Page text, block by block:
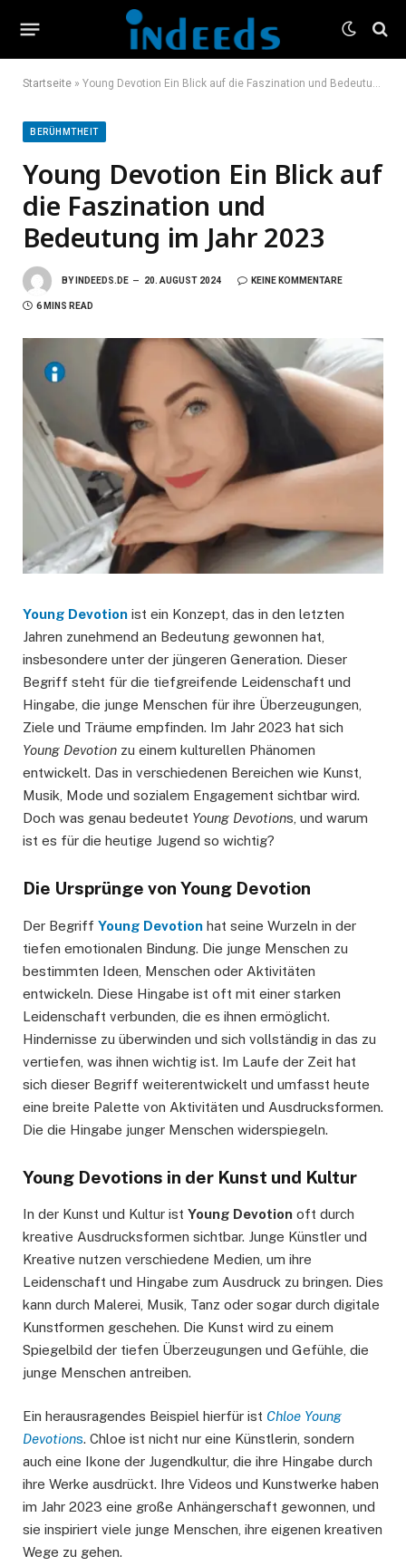
Startseite » Young Devotion Ein Blick auf die Faszination und Bedeutung im Jahr 2023
BERÜHMTHEIT
Young Devotion Ein Blick auf
die Faszination und
Bedeutung im Jahr 2023
BY INDEEDS.DE 20. AUGUST 2024 KEINE KOMMENTARE
6 MINS READ
Young Devotion ist ein Konzept, das in den letzten
Jahren zunehmend an Bedeutung gewonnen hat,
insbesondere unter der jüngeren Generation. Dieser
Begriff steht für die tiefgreifende Leidenschaft und
Hingabe, die junge Menschen für ihre Überzeugungen,
Ziele und Träume empfinden. Im Jahr 2023 hat sich
Young Devotion zu einem kulturellen Phänomen
entwickelt. Das in verschiedenen Bereichen wie Kunst,
Musik, Mode und sozialem Engagement sichtbar wird.
Doch was genau bedeutet Young Devotions, und warum
ist es für die heutige Jugend so wichtig?
Die Ursprünge von Young Devotion
Der Begriff Young Devotion hat seine Wurzeln in der
tiefen emotionalen Bindung. Die junge Menschen zu
bestimmten Ideen, Menschen oder Aktivitäten
entwickeln. Diese Hingabe ist oft mit einer starken
Leidenschaft verbunden, die es ihnen ermöglicht.
Hindernisse zu überwinden und sich vollständig in das zu
vertiefen, was ihnen wichtig ist. Im Laufe der Zeit hat
sich dieser Begriff weiterentwickelt und umfasst heute
eine breite Palette von Aktivitäten und Ausdrucksformen.
Die die Hingabe junger Menschen widerspiegeln.
Young Devotions in der Kunst und Kultur
In der Kunst und Kultur ist Young Devotion oft durch
kreative Ausdrucksformen sichtbar. Junge Künstler und
Kreative nutzen verschiedene Medien, um ihre
Leidenschaft und Hingabe zum Ausdruck zu bringen. Dies
kann durch Malerei, Musik, Tanz oder sogar durch digitale
Kunstformen geschehen. Die Kunst wird zu einem
Spiegelbild der tiefen Überzeugungen und Gefühle, die
junge Menschen antreiben.
Ein herausragendes Beispiel hierfür ist Chloe Young
Devotions. Chloe ist nicht nur eine Künstlerin, sondern
auch eine Ikone der Jugendkultur, die ihre Hingabe durch
ihre Werke ausdrückt. Ihre Videos und Kunstwerke haben
im Jahr 2023 eine große Anhängerschaft gewonnen, und
sie inspiriert viele junge Menschen, ihre eigenen kreativen
Wege zu gehen.